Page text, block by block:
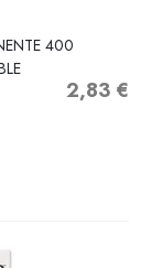
400
Precio
2,83 €